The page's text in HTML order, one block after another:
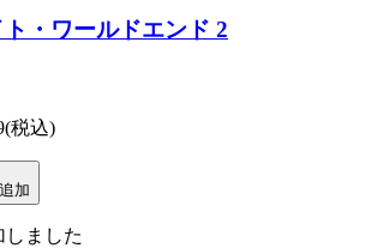
・ワールドエンド 2
(税込)
加
しました